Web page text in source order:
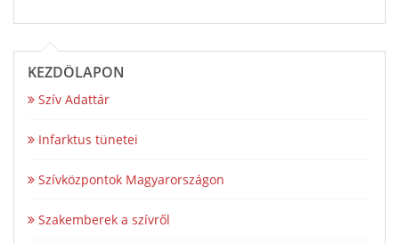
KEZDŐLAPON
Szív Adattár
Infarktus tünetei
Szívközpontok Magyarországon
Szakemberek a szívről